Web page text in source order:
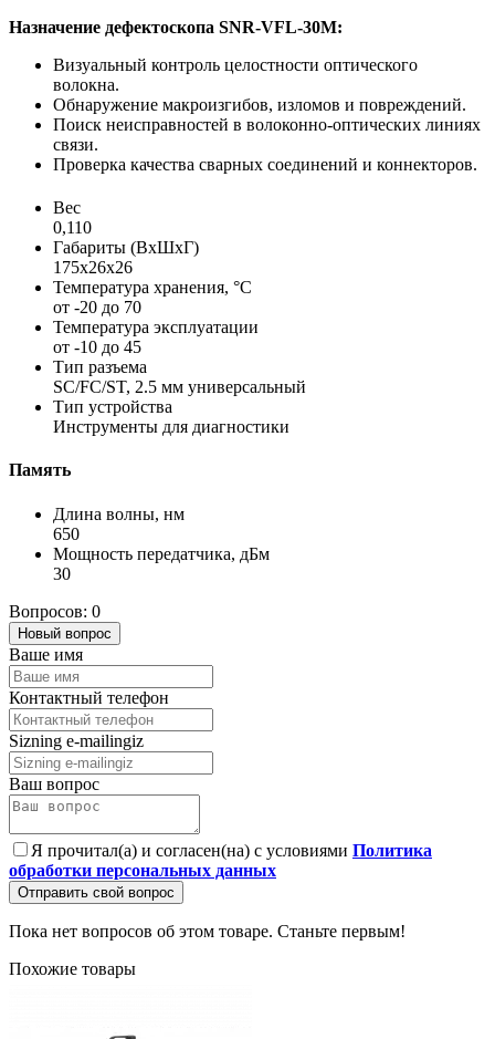
Назначение дефектоскопа SNR-VFL-30M:
Визуальный контроль целостности оптического
волокна.
Обнаружение макроизгибов, изломов и повреждений.
Поиск неисправностей в волоконно-оптических линиях
связи.
Проверка качества сварных соединений и коннекторов.
Вес
0,110
Габариты (ВхШхГ)
175x26x26
Температура хранения, °C
от -20 до 70
Температура эксплуатации
от -10 до 45
Тип разъема
SC/FC/ST, 2.5 мм универсальный
Тип устройства
Инструменты для диагностики
Память
Длина волны, нм
650
Мощность передатчика, дБм
30
Вопросов: 0
Новый вопрос
Ваше имя
Контактный телефон
Sizning e-mailingiz
Ваш вопрос
Я прочитал(а) и согласен(на) с условиями Политика
обработки персональных данных
Отправить свой вопрос
Пока нет вопросов об этом товаре. Станьте первым!
Похожие товары